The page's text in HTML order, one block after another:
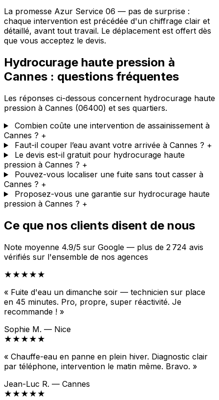
La promesse Azur Service 06 — pas de surprise :
chaque intervention est précédée d'un chiffrage clair et
détaillé, avant tout travail. Le déplacement est offert dès
que vous acceptez le devis.
Hydrocurage haute pression à
Cannes : questions fréquentes
Les réponses ci-dessous concernent hydrocurage haute
pression à Cannes (06400) et ses quartiers.
Combien coûte une intervention de assainissement à
Cannes ? +
Faut-il couper l’eau avant votre arrivée à Cannes ? +
Le devis est-il gratuit pour hydrocurage haute
pression à Cannes ? +
Pouvez-vous localiser une fuite sans tout casser à
Cannes ? +
Proposez-vous une garantie sur hydrocurage haute
pression à Cannes ? +
Ce que nos clients disent de nous
Note moyenne 4.9/5 sur Google — plus de 2 724 avis
vérifiés sur l'ensemble de nos agences
★★★★★
« Fuite d'eau un dimanche soir — technicien sur place
en 45 minutes. Pro, propre, super réactivité. Je
recommande ! »
Sophie M. — Nice
★★★★★
« Chauffe-eau en panne en plein hiver. Diagnostic clair
par téléphone, intervention le matin même. Bravo. »
Jean-Luc R. — Cannes
★★★★★